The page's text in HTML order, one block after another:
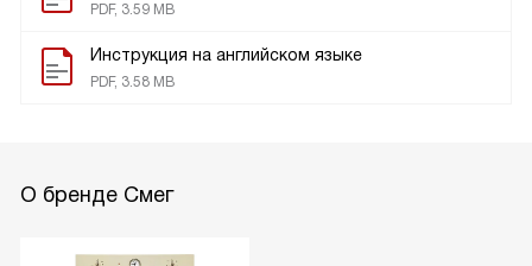
PDF, 3.59 MB
Инструкция на английском языке
PDF, 3.58 MB
О бренде Смег